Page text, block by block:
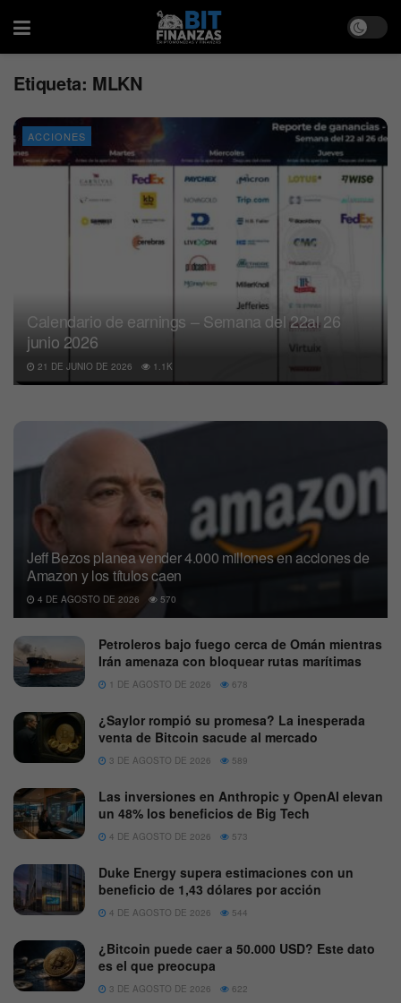
Etiqueta: MLKN
ACCIONES
Calendario de earnings – Semana del 22al 26
junio 2026
21 DE JUNIO DE 2026 1.1K
Jeff Bezos planea vender 4.000 millones en acciones de
Amazon y los títulos caen
4 DE AGOSTO DE 2026 570
Petroleros bajo fuego cerca de Omán mientras
Irán amenaza con bloquear rutas marítimas
1 DE AGOSTO DE 2026 678
¿Saylor rompió su promesa? La inesperada
venta de Bitcoin sacude al mercado
3 DE AGOSTO DE 2026 589
Las inversiones en Anthropic y OpenAI elevan
un 48% los beneficios de Big Tech
4 DE AGOSTO DE 2026 573
Duke Energy supera estimaciones con un
beneficio de 1,43 dólares por acción
4 DE AGOSTO DE 2026 544
¿Bitcoin puede caer a 50.000 USD? Este dato
es el que preocupa
3 DE AGOSTO DE 2026 622